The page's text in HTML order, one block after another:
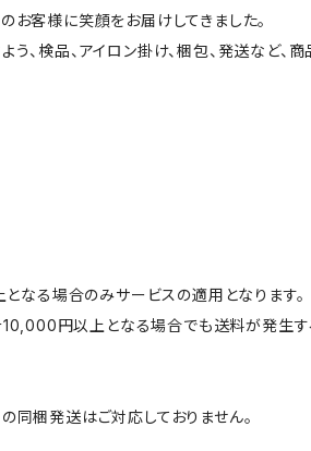
お客様に笑顔をお届けしてきました。
、検品、アイロン掛け、梱包、発送など、
る場合のみサービスの適用となります。
円以上となる場合でも送料が発生す
同梱発送はご対応しておりません。